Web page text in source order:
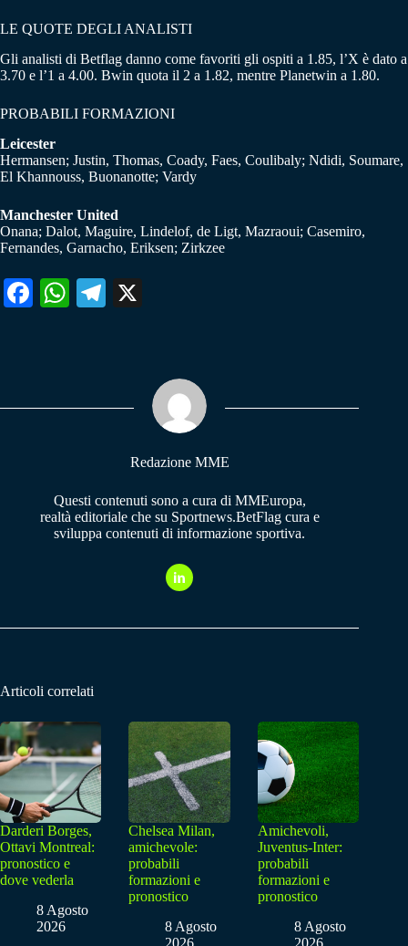
LE QUOTE DEGLI ANALISTI
Gli analisti di Betflag danno come favoriti gli ospiti a 1.85, l’X è dato a
3.70 e l’1 a 4.00. Bwin quota il 2 a 1.82, mentre Planetwin a 1.80.
PROBABILI FORMAZIONI
Leicester
Hermansen; Justin, Thomas, Coady, Faes, Coulibaly; Ndidi, Soumare,
El Khannouss, Buonanotte; Vardy
Manchester United
Onana; Dalot, Maguire, Lindelof, de Ligt, Mazraoui; Casemiro,
Fernandes, Garnacho, Eriksen; Zirkzee
Fa W
pp
Te
m
Redazione MME
Questi contenuti sono a cura di MMEuropa,
realtà editoriale che su Sportnews.BetFlag cura e
sviluppa contenuti di informazione sportiva.
Articoli correlati
Darderi Borges,
Ottavi Montreal:
pronostico e
dove vederla
8 Agosto
2026
Chelsea Milan,
amichevole:
probabili
formazioni e
pronostico
8 Agosto
Amichevoli,
Juventus-Inter:
probabili
formazioni e
pronostico
8 Agosto